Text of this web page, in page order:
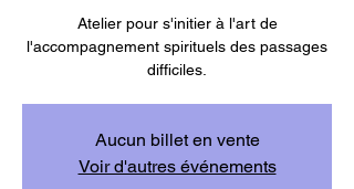
Atelier pour s'initier à l'art de
l'accompagnement spirituels des passages
difficiles.
Aucun billet en vente
Voir d'autres événements